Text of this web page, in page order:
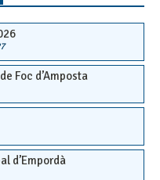
Foc d’Amposta
d’Empordà